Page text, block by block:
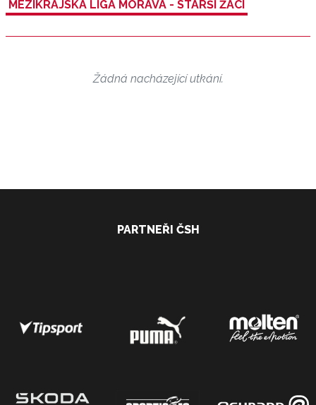
MEZIKRAJSKÁ LIGA MORAVA - STARŠÍ ŽÁCI
Žádná nacházející utkání.
PARTNEŘI ČSH